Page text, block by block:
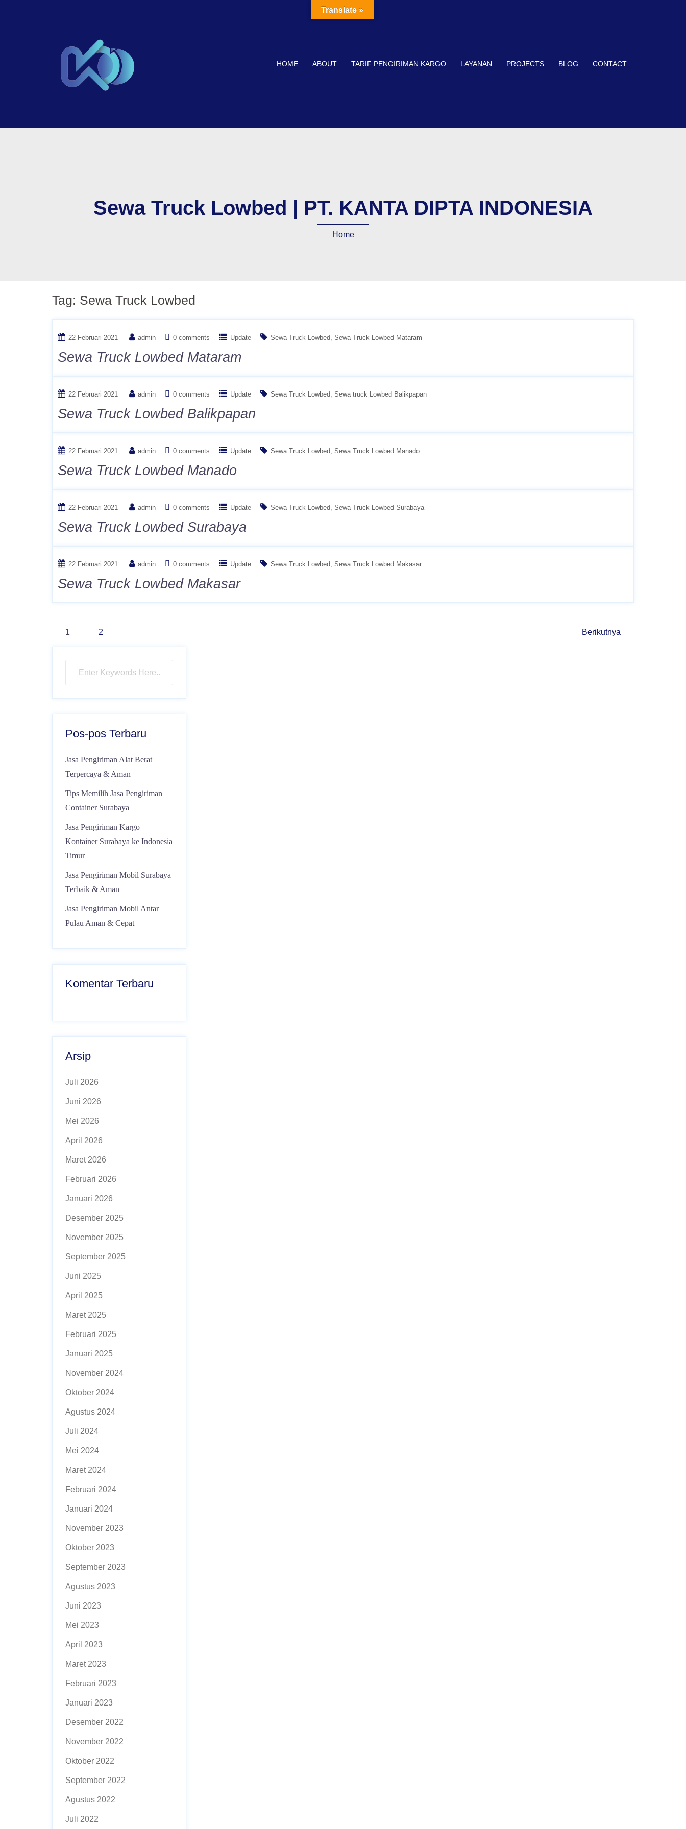
HOME ABOUT TARIF PENGIRIMAN KARGO LAYANAN PROJECTS BLOG CONTACT
Sewa Truck Lowbed | PT. KANTA DIPTA INDONESIA
Home
Tag: Sewa Truck Lowbed
22 Februari 2021 admin 0 comments Update Sewa Truck Lowbed Sewa Truck Lowbed Mataram
Sewa Truck Lowbed Mataram
22 Februari 2021 admin 0 comments Update Sewa Truck Lowbed Sewa truck Lowbed Balikpapan
Sewa Truck Lowbed Balikpapan
22 Februari 2021 admin 0 comments Update Sewa Truck Lowbed Sewa Truck Lowbed Manado
Sewa Truck Lowbed Manado
22 Februari 2021 admin 0 comments Update Sewa Truck Lowbed Sewa Truck Lowbed Surabaya
Sewa Truck Lowbed Surabaya
22 Februari 2021 admin 0 comments Update Sewa Truck Lowbed Sewa Truck Lowbed Makasar
Sewa Truck Lowbed Makasar
Paginasi
pos
1 2 Berikutnya
Pos-pos Terbaru
Jasa Pengiriman Alat Berat
Terpercaya & Aman
Tips Memilih Jasa Pengiriman
Container Surabaya
Jasa Pengiriman Kargo
Kontainer Surabaya ke Indonesia
Timur
Jasa Pengiriman Mobil Surabaya
Terbaik & Aman
Jasa Pengiriman Mobil Antar
Pulau Aman & Cepat
Komentar Terbaru
Arsip
Juli 2026
Juni 2026
Mei 2026
April 2026
Maret 2026
Februari 2026
Januari 2026
Desember 2025
November 2025
September 2025
Juni 2025
April 2025
Maret 2025
Februari 2025
Januari 2025
November 2024
Oktober 2024
Agustus 2024
Juli 2024
Mei 2024
Maret 2024
Februari 2024
Januari 2024
November 2023
Oktober 2023
September 2023
Agustus 2023
Juni 2023
Mei 2023
April 2023
Maret 2023
Februari 2023
Januari 2023
Desember 2022
November 2022
Oktober 2022
September 2022
Agustus 2022
Juli 2022
Translate »